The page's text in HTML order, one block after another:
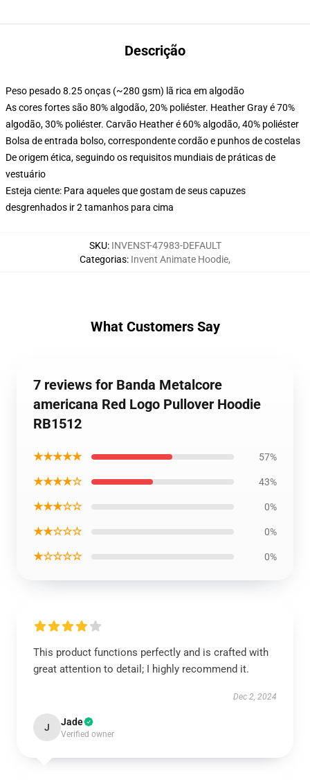
Descrição
Peso pesado 8.25 onças (~280 gsm) lã rica em algodão
As cores fortes são 80% algodão, 20% poliéster. Heather Gray é 70%
algodão, 30% poliéster. Carvão Heather é 60% algodão, 40% poliéster
Bolsa de entrada bolso, correspondente cordão e punhos de costelas
De origem ética, seguindo os requisitos mundiais de práticas de
vestuário
Esteja ciente: Para aqueles que gostam de seus capuzes
desgrenhados ir 2 tamanhos para cima
SKU: INVENST-47983-DEFAULT
Categorias: Invent Animate Hoodie,
What Customers Say
7 reviews for Banda Metalcore
americana Red Logo Pullover Hoodie
RB1512
★★★★★ 57%
★★★★☆ 43%
★★★☆☆ 0%
★★☆☆☆ 0%
★☆☆☆☆ 0%
This product functions perfectly and is crafted with
great attention to detail; I highly recommend it.
Dec 2, 2024
J Jade
Verified owner